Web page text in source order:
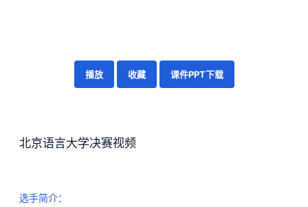
播放 收藏 课件PPT下载
北京语言大学决赛视频
选手简介：